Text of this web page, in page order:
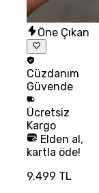
Öne Çıkan
Cüzdanım
Güvende
Ücretsiz
Kargo
Elden al,
kartla öde!
9.499 TL